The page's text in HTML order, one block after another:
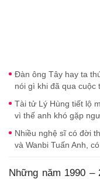
Đàn ông Tây hay ta
nói gì khi đã qua cuộc
Tài tử Lý Hùng tiết lộ
vì thế anh khó gặp
Nhiều nghệ sĩ có đời
và Wanbi Tuấn Anh,
Những năm 1990